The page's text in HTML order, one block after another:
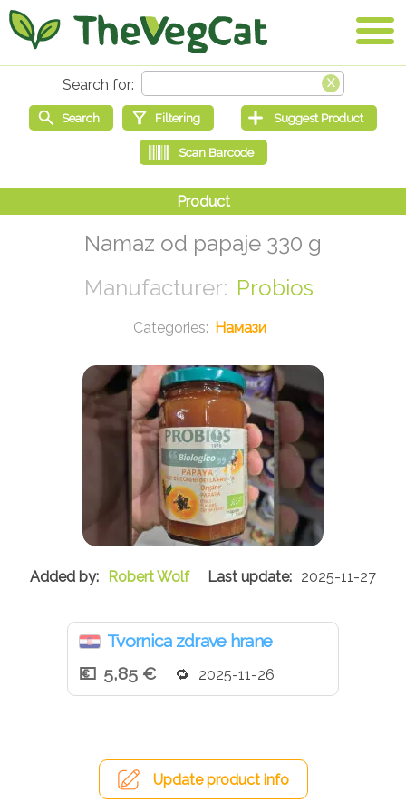
Namaz od papaje 330 g
Probios
Намази
Robert Wolf 2025-11-27
Tvornica zdrave hrane
5,85 €
2025-11-26
Update product info